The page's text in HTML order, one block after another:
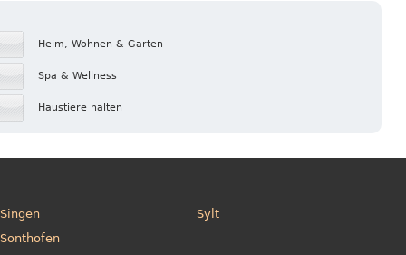
Heim, Wohnen & Garten
Spa & Wellness
Haustiere halten
Singen
Sonthofen
Sylt